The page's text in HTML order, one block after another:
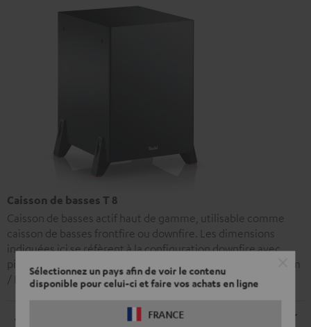
Sélectionnez un pays afin de voir le contenu
disponible pour celui-ci et faire vos achats en ligne
FRANCE
Caisson de basses T 8
Caisson de basses actif haut de gamme, utilisable comme
caisson de basses frontfire ou downfire. Les dimensions
indiquées ici se réfèrent à la configuration downfire avec
pieds (configuration frontfire avec pieds : H 37,3 cm / L 31,1 cm
/ P 36,0 cm).